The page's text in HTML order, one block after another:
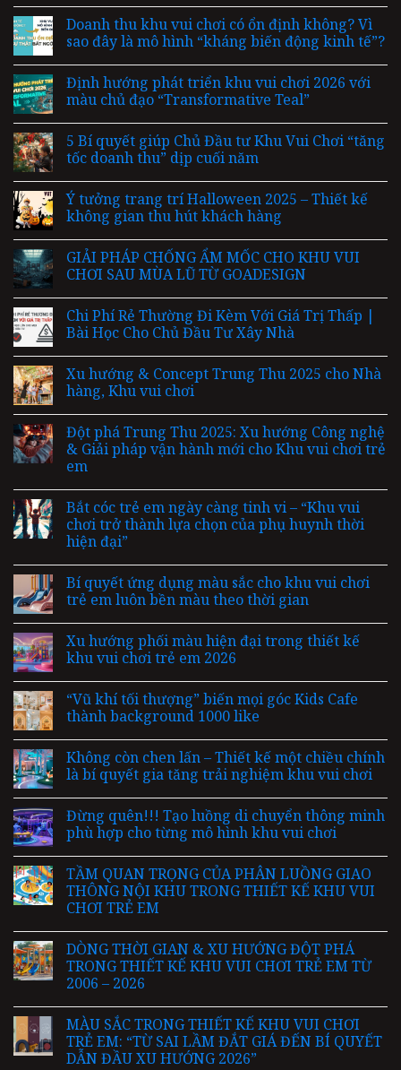
Doanh thu khu vui chơi có ổn định không? Vì
sao đây là mô hình “kháng biến động kinh tế”?
Định hướng phát triển khu vui chơi 2026 với
màu chủ đạo “Transformative Teal”
5 Bí quyết giúp Chủ Đầu tư Khu Vui Chơi “tăng
tốc doanh thu” dịp cuối năm
Ý tưởng trang trí Halloween 2025 – Thiết kế
không gian thu hút khách hàng
GIẢI PHÁP CHỐNG ẨM MỐC CHO KHU VUI
CHƠI SAU MÙA LŨ TỪ GOADESIGN
Chi Phí Rẻ Thường Đi Kèm Với Giá Trị Thấp |
Bài Học Cho Chủ Đầu Tư Xây Nhà
Xu hướng & Concept Trung Thu 2025 cho Nhà
hàng, Khu vui chơi
Đột phá Trung Thu 2025: Xu hướng Công nghệ
& Giải pháp vận hành mới cho Khu vui chơi trẻ
em
Bắt cóc trẻ em ngày càng tinh vi – “Khu vui
chơi trở thành lựa chọn của phụ huynh thời
hiện đại”
Bí quyết ứng dụng màu sắc cho khu vui chơi
trẻ em luôn bền màu theo thời gian
Xu hướng phối màu hiện đại trong thiết kế
khu vui chơi trẻ em 2026
“Vũ khí tối thượng” biến mọi góc Kids Cafe
thành background 1000 like
Không còn chen lấn – Thiết kế một chiều chính
là bí quyết gia tăng trải nghiệm khu vui chơi
Đừng quên!!! Tạo luồng di chuyển thông minh
phù hợp cho từng mô hình khu vui chơi
TẦM QUAN TRỌNG CỦA PHÂN LUỒNG GIAO
THÔNG NỘI KHU TRONG THIẾT KẾ KHU VUI
CHƠI TRẺ EM
DÒNG THỜI GIAN & XU HƯỚNG ĐỘT PHÁ
TRONG THIẾT KẾ KHU VUI CHƠI TRẺ EM TỪ
2006 – 2026
MÀU SẮC TRONG THIẾT KẾ KHU VUI CHƠI
TRẺ EM: “TỪ SAI LẦM ĐẮT GIÁ ĐẾN BÍ QUYẾT
DẪN ĐẦU XU HƯỚNG 2026”